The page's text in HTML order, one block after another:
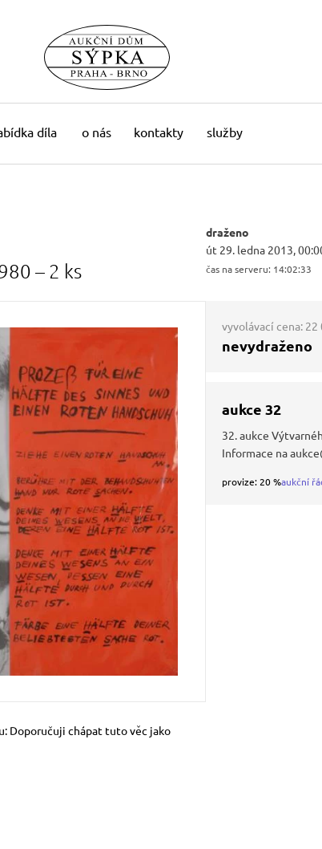
díla o nás kontakty služby
– 2 ks
draženo
út 29. ledna 2013,
čas na serveru: 14:02:34
Doporučuji chápat tuto věc jako
vyvolávací cena: 22
nevydraženo
aukce 32
32. aukce
Informace na
provize: 20 %aukční